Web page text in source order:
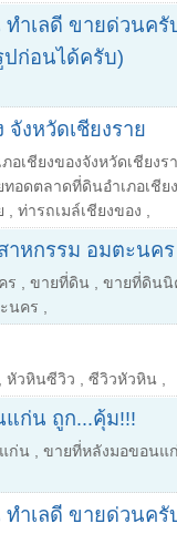
ำเลดี ขายด่วนครั
ปก่อนได้ครับ)
งหวัดเชียงราย
อเชียงของจังหวัดเชียงร
ทอดตลาดที่ดินอำเภอเชีย
ท่ารถเมล์เชียงของ
าหกรรม อมตะนคร
ร ขายที่ดิน
ขายที่ดินนิ
นคร
หัวหินซีวิว ซีวิวหัวหิน
ก่น ถูก...คุ้ม!!!
ก่น
ขายที่หลังมอขอนแ
ำเลดี ขายด่วนครั